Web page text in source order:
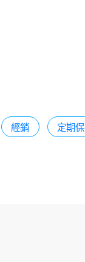
經銷 定期